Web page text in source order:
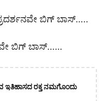
ಬಿಗ್ ಬಾಸ್…..
ಬಿಗ್ ಬಾಸ್……
ಇತಿಹಾಸದ ರಕ್ತ ನಮಗೊಂದು